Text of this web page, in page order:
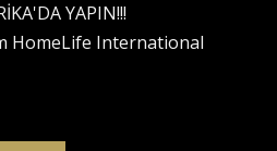
YAPIN!!!
HomeLife International